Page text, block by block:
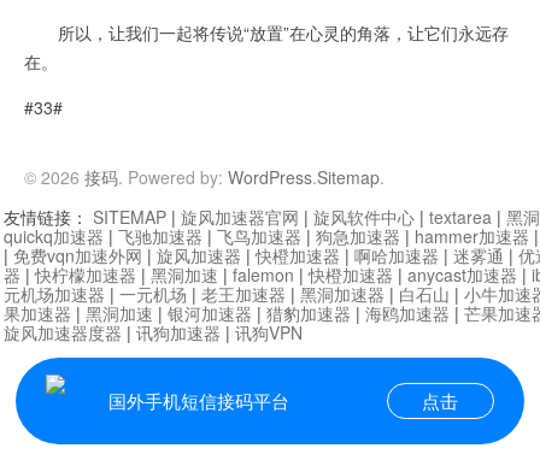
所以，让我们一起将传说“放置”在心灵的角落，让它们永远存
在。
#33#
© 2026 接码. Powered by: WordPress.Sitemap.
国外手机短信接码平台 点击
友情链接： SITEMAP | 旋风加速器官网 | 旋风软件中心 | textarea | 黑
quickq加速器 | 飞驰加速器 | 飞鸟加速器 | 狗急加速器 | hammer加速器
| 免费vqn加速外网 | 旋风加速器 |快橙加速器 | 啊哈加速器 | 迷雾通 | 优
器 |快柠檬加速器 | 黑洞加速 | falemon |快橙加速器 | anycast加速器 |
元机场加速器 | 一元机场 | 老王加速器 | 黑洞加速器 | 白石山 | 小牛加速
果加速器 | 黑洞加速 | 银河加速器 | 猎豹加速器 | 海鸥加速器 | 芒果加速
旋风加速器度器 | 讯狗加速器 | 讯狗VPN